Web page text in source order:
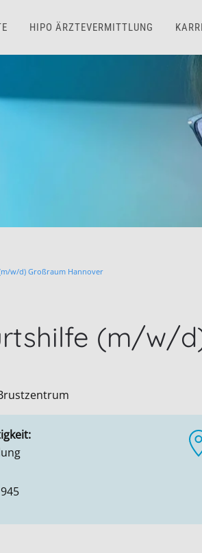
HIPO ÄRZTEVERMITTLUNG
w/d) Großraum Hannover
(m/w/